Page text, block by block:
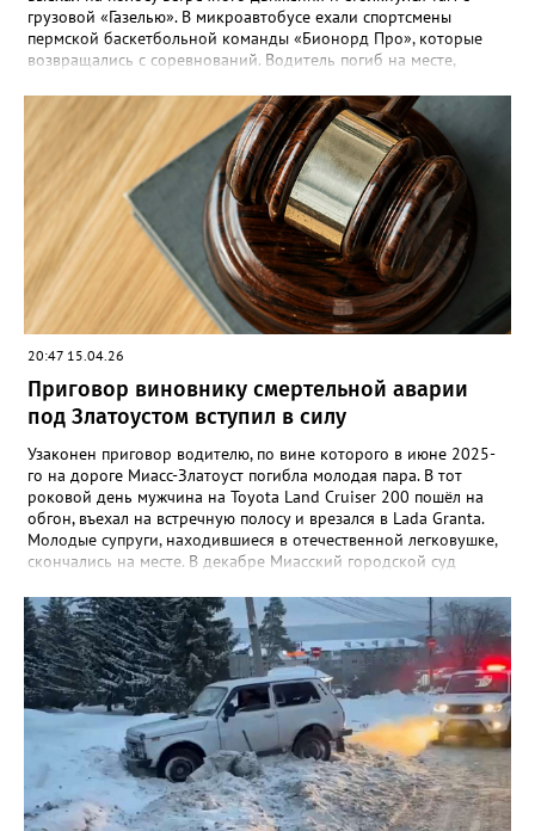
грузовой «Газелью». В микроавтобусе ехали спортсмены
пермской баскетбольной команды «Бионорд Про», которые
возвращались с соревнований. Водитель погиб на месте,
«Газели». Одному из сопровождающих команды потребовалась
помощь медиков, его прооперировали в златоустовской
больнице. «Члены команды обратились в поликлинику
Златоуста. Все они осмотрены медицинскими специалистами,
получили необходимую помощь. Их состояние оценивается
как удовлетворительное. Сегодня они планируют выехать в
Пермь поездом», - сообщил губернатор Алексей Текслер.
Возбуждено уголовное дело, которым занимается
Следственный комитет.
20:47 15.04.26
Приговор виновнику смертельной аварии
под Златоустом вступил в силу
Узаконен приговор водителю, по вине которого в июне 2025-
го на дороге Миасс-Златоуст погибла молодая пара. В тот
роковой день мужчина на Toyota Land Cruiser 200 пошёл на
обгон, въехал на встречную полосу и врезался в Lada Granta.
Молодые супруги, находившиеся в отечественной легковушке,
скончались на месте. В декабре Миасский городской суд
поселении, а также на два года и 10 месяцев лишил
водительских прав. Его также обязали выплатить
родственникам погибших в общей сложности 3 миллиона
рублей. «Осужденный не согласился с решением, в
апелляционной жалобе просил вынести оправдательный
приговор, указывая на ненадлежащее содержание дороги, из-
за чего произошел выезд на встречную полосу. Апелляционная
инстанция Челябинского областного суда с учетом позиции
прокурора оставила жалобу без удовлетворения. Приговор
вступил в законную силу», – сообщили в пресс-центре
региональной прокуратуры.